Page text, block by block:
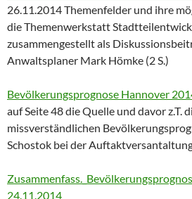
26.11.2014 Themenfelder und ihre
die Themenwerkstatt
zusammengestellt als
Anwaltsplaner Mark Hömke (2 S.)
Bevölkerungsprognose Hannover
auf Seite 48 die Quelle und davor z.T.
missverständlichen
Schostok bei der Auftaktversantaltung
24.11.2014